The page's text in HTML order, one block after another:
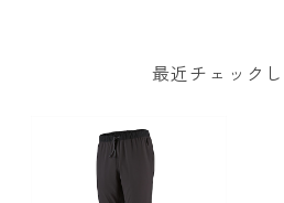
最近チェック